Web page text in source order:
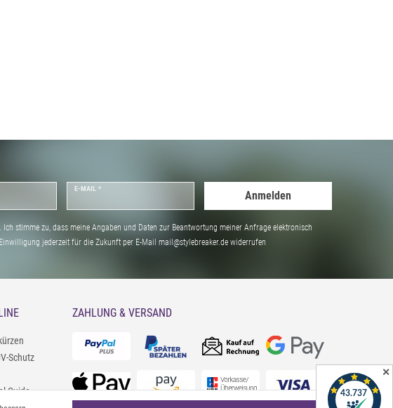
E-MAIL *
Anmelden
stimme zu, dass meine Angaben und Daten zur Beantwortung meiner Anfrage elektronisch
jederzeit für die Zukunft per E-Mail mail@stylebreaker.de widerrufen
Schutz
Guide
ZAHLUNG & VERSAND
✕